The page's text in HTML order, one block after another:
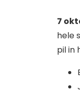
7
hele
pil in